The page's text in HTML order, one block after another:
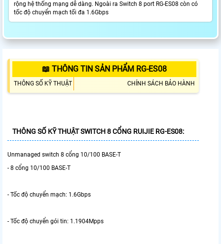
rộng hệ thống mạng dễ dàng. Ngoài ra Switch 8 port RG-ES08 còn có
tốc độ chuyển mạch tối đa 1.6Gbps
📖 THÔNG TIN SẢN PHẨM RG-ES08
THÔNG SỐ KỸ THUẬT CHÍNH SÁCH BẢO HÀNH
THÔNG SỐ KỸ THUẬT SWITCH 8 CỔNG RUIJIE RG-ES08:
Unmanaged switch 8 cổng 10/100 BASE-T
- 8 cổng 10/100 BASE-T
- Tốc độ chuyển mạch: 1.6Gbps
- Tốc độ chuyển gói tin: 1.1904Mpps